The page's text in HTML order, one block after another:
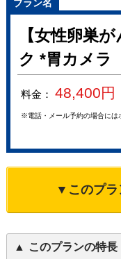
【女性卵巣
ク *胃カメラ
料金： 48,400円
※電話・メール予約の場合には
▼このプラ
このプランの特長